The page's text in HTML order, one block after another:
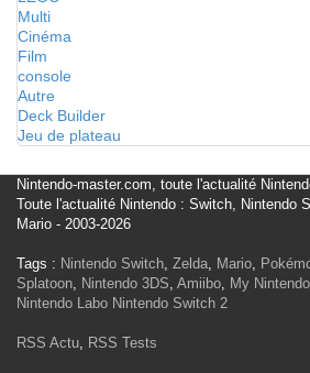
Multi
Cinéma
Film
console
Autre
Deck Builder
Jeu de plateau
Nintendo-master.com, toute l'actualité
Toute l'actualité Nintendo : Switch, Nintendo
Mario - 2003-2026
Tags : Nintendo Switch, Zelda, Mario,
Splatoon, Nintendo 3DS, Amiibo, My Nintendo
Nintendo Labo Nintendo Switch 2
RSS Actu, RSS Tests